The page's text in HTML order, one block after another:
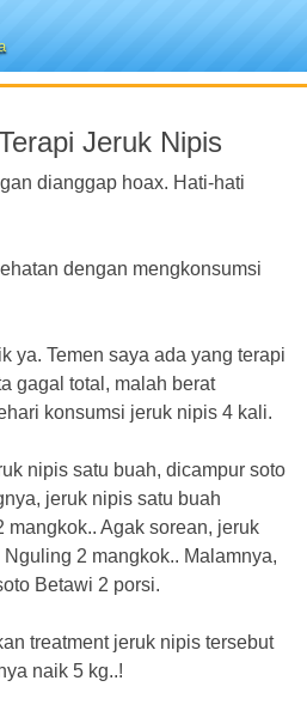
Jeruk Nipis
dianggap hoax. Hati-hati
dengan mengkonsumsi
ya. Temen saya ada yang terapi
gagal total, malah berat
konsumsi jeruk nipis 4 kali.
nipis satu buah, dicampur soto
jeruk nipis satu buah
mangkok.. Agak sorean, jeruk
2 mangkok.. Malamnya,
Betawi 2 porsi.
treatment jeruk nipis tersebut
naik 5 kg..!